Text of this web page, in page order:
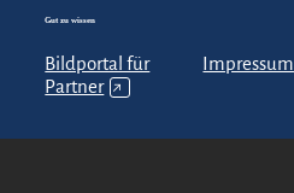
Gut zu wissen
Bildportal für
Partner ↗
Impressum